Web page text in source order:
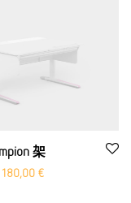
架
原价：200,00 欧元
180,00 €Aktueller Preis ist: